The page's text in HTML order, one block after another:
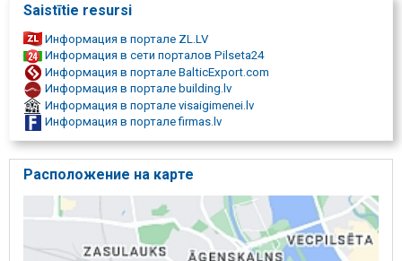
Saistītie resursi
Информация в портале ZL.LV
Информация в сети порталов Pilseta24
Информация в портале BalticExport.com
Информация в портале building.lv
Информация в портале visaigimenei.lv
Информация в портале firmas.lv
Расположение на карте